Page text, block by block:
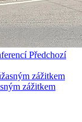
Předchozí
zážitkem